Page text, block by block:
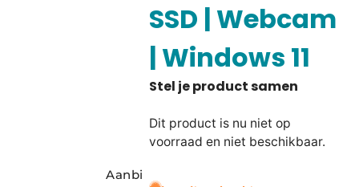
Aanbi
SSD | Webcam
| Windows 11
Dit product is nu niet op
voorraad en niet beschikbaar.
A